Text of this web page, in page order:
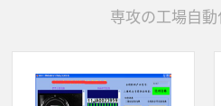
専攻の工場自